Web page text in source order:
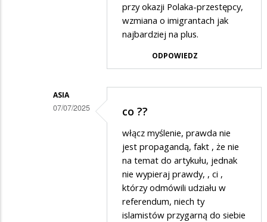
przy okazji Polaka-przestępcy,
wzmiana o imigrantach jak
najbardziej na plus.
ODPOWIEDZ
ASIA
07/07/2025 co ??
włącz myślenie, prawda nie
jest propagandą, fakt , że nie
na temat do artykułu, jednak
nie wypieraj prawdy, , ci ,
którzy odmówili udziału w
referendum, niech ty
islamistów przygarną do siebie